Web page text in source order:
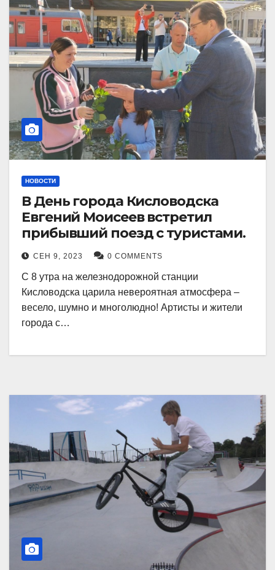
НОВОСТИ
В День города Кисловодска
Евгений Моисеев встретил
прибывший поезд с туристами.
СЕН 9, 2023 0 COMMENTS
С 8 утра на железнодорожной станции
Кисловодска царила невероятная атмосфера –
весело, шумно и многолюдно! Артисты и жители
города с…